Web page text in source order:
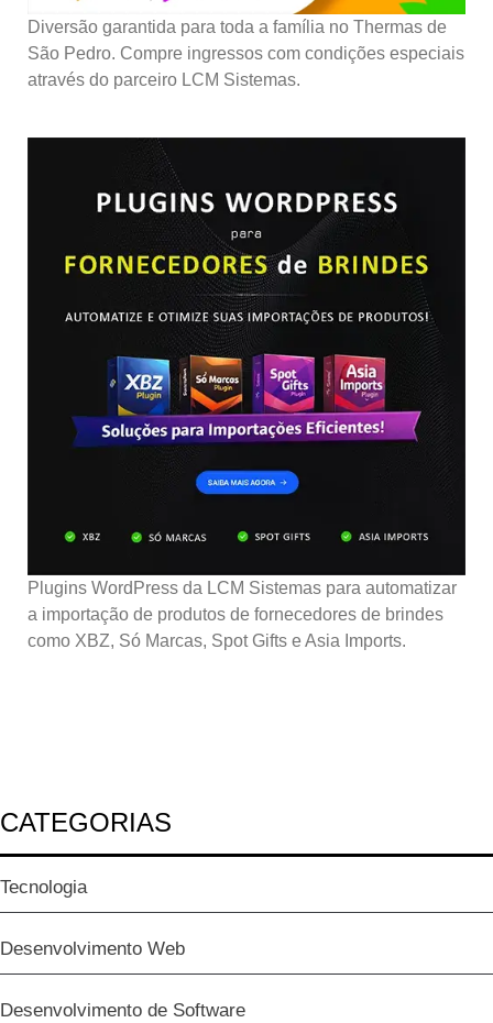
Diversão garantida para toda a família no Thermas de
São Pedro. Compre ingressos com condições especiais
através do parceiro LCM Sistemas.
Plugins WordPress da LCM Sistemas para automatizar
a importação de produtos de fornecedores de brindes
como XBZ, Só Marcas, Spot Gifts e Asia Imports.
CATEGORIAS
Tecnologia
Desenvolvimento Web
Desenvolvimento de Software